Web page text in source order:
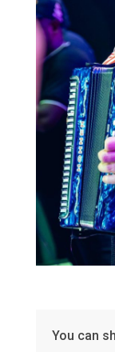
You can